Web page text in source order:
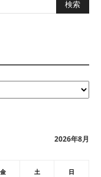
2026年8月
金 土 日